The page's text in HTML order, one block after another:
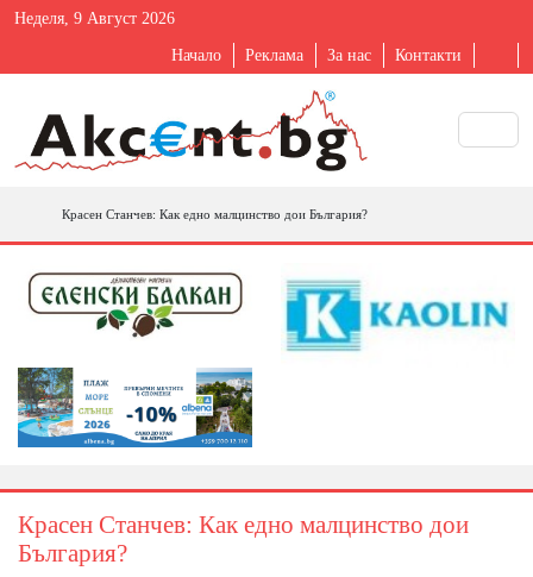
Неделя, 9 Август 2026
Начало Реклама За нас Контакти
Красен Станчев: Как едно малцинство дои България?
Красен Станчев: Как едно малцинство дои
България?